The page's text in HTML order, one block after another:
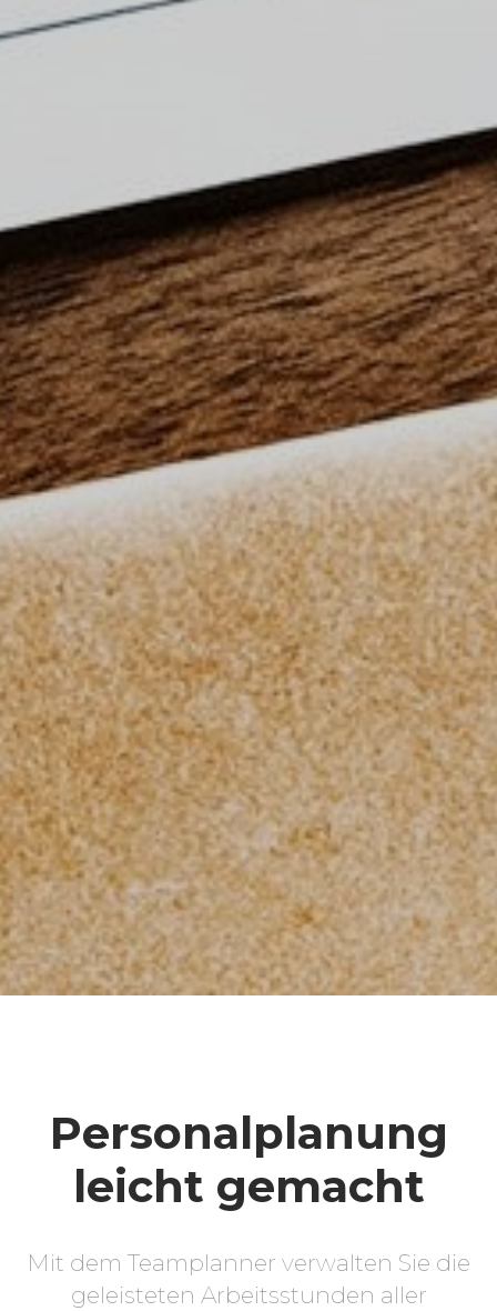
Personal­planung
leicht gemacht
Mit dem Teamplanner verwalten Sie die
geleisteten Arbeitsstunden aller